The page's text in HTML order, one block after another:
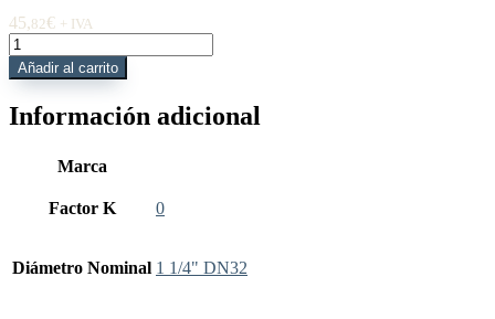
45,82€ + IVA
VR850X026
Válvula
Bola
42.4mm
FM&UL
Añadir al carrito
Información adicional
Marca
Factor K 0
Diámetro Nominal 1 1/4" DN32